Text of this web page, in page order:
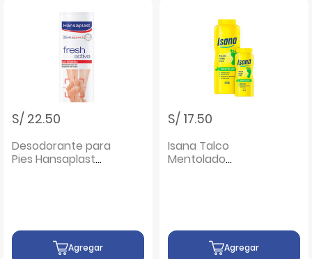
S/ 22.50
Desodorante para
Pies Hansaplast
Agregar
S/ 17.50
Isana Talco
Mentolado
Agregar